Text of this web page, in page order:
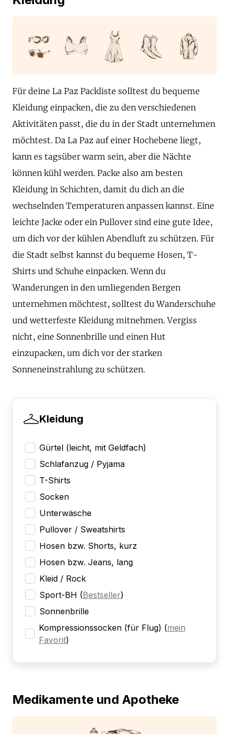
Für deine La Paz Packliste solltest du bequeme
Kleidung einpacken, die zu den verschiedenen
Aktivitäten passt, die du in der Stadt unternehmen
möchtest. Da La Paz auf einer Hochebene liegt,
kann es tagsüber warm sein, aber die Nächte
können kühl werden. Packe also am besten
Kleidung in Schichten, damit du dich an die
wechselnden Temperaturen anpassen kannst. Eine
leichte Jacke oder ein Pullover sind eine gute Idee,
um dich vor der kühlen Abendluft zu schützen. Für
die Stadt selbst kannst du bequeme Hosen, T-
Shirts und Schuhe einpacken. Wenn du
Wanderungen in den umliegenden Bergen
unternehmen möchtest, solltest du Wanderschuhe
und wetterfeste Kleidung mitnehmen. Vergiss
nicht, eine Sonnenbrille und einen Hut
einzupacken, um dich vor der starken
Sonneneinstrahlung zu schützen.
Kleidung
Gürtel (leicht, mit Geldfach)
Schlafanzug / Pyjama
T-Shirts
Socken
Unterwäsche
Pullover / Sweatshirts
Hosen bzw. Shorts, kurz
Hosen bzw. Jeans, lang
Kleid / Rock
Sport-BH (Bestseller)
Sonnenbrille
Kompressionssocken (für Flug) (mein
Favorit)
Medikamente und Apotheke